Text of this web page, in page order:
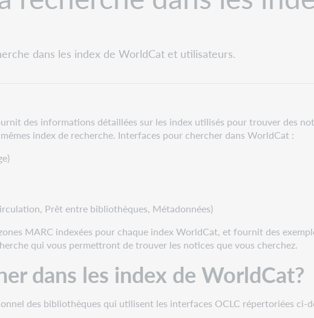
dans les index de WorldCat et utilisateurs.
des informations détaillées sur les index utilisés pour trouver des
index de recherche. Interfaces pour chercher dans WorldCat :
Prêt entre bibliothèques, Métadonnées)
MARC indexées pour chaque index WorldCat, et fournit des
qui vous permettront de trouver les notices que vous cherchez.
dans les index de WorldCat?
des bibliothèques qui utilisent les interfaces OCLC répertoriées ci-